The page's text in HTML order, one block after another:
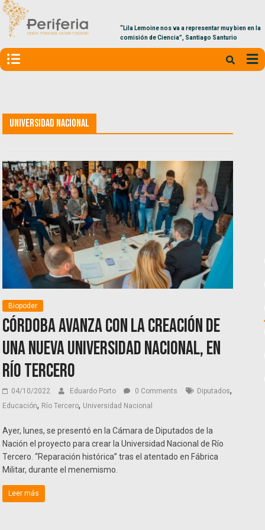
“Lila Lemoine nos va a representar muy bien en la
comisión de Ciencia”, Santiago Santurio
Universidad Nacional
Biopoder
Córdoba avanza con la creación de
una nueva universidad nacional, en
Río Tercero
04/10/2022 Eduardo Porto 0 Comments Diputados,
Educación, Río Tercero, Universidad Nacional
Ayer, lunes, se presentó en la Cámara de Diputados de la
Nación el proyecto para crear la Universidad Nacional de Río
Tercero. “Reparación histórica” tras el atentado en Fábrica
Militar, durante el menemismo.
Leer más